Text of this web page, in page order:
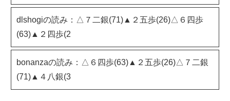
dlshogiの読み：△７二銀(71)▲２五歩(26)△６四歩
(63)▲２四歩(2
bonanzaの読み：△６四歩(63)▲２五歩(26)△７二銀
(71)▲４八銀(3